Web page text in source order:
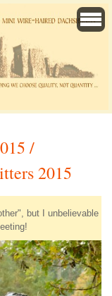
/
2015
but I unbelievable